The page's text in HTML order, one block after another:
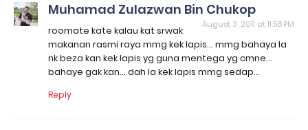
Muhamad Zulazwan Bin Chukop
August 3, 2011 at 11:58 PM
roomate kate kalau kat srwak
makanan rasmi raya mmg kek lapis... mmg bahaya la
nk beza kan kek lapis yg guna mentega yg cmne...
bahaye gak kan... dah la kek lapis mmg sedap...
Reply